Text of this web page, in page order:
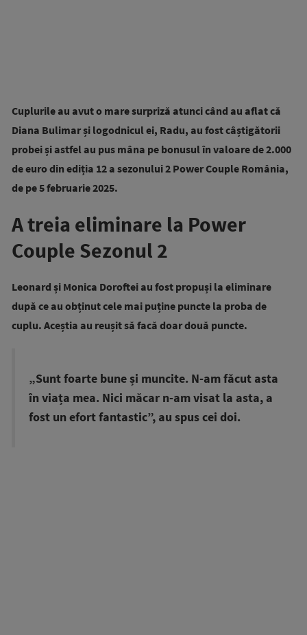
Cuplurile au avut o mare surpriză atunci când au aflat că
Diana Bulimar și logodnicul ei, Radu, au fost câștigătorii
probei și astfel au pus mâna pe bonusul în valoare de 2.000
de euro din ediția 12 a sezonului 2 Power Couple România,
de pe 5 februarie 2025.
A treia eliminare la Power
Couple Sezonul 2
Leonard și Monica Doroftei au fost propuși la eliminare
după ce au obținut cele mai puține puncte la proba de
cuplu. Aceștia au reușit să facă doar două puncte.
„Sunt foarte bune și muncite. N-am făcut asta
în viața mea. Nici măcar n-am visat la asta, a
fost un efort fantastic”, au spus cei doi.